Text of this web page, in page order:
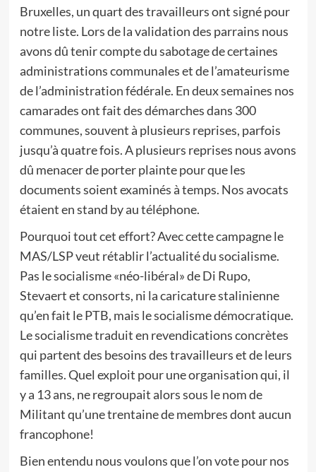
Bruxelles, un quart des travailleurs ont signé pour
notre liste. Lors de la validation des parrains nous
avons dû tenir compte du sabotage de certaines
administrations communales et de l’amateurisme
de l’administration fédérale. En deux semaines nos
camarades ont fait des démarches dans 300
communes, souvent à plusieurs reprises, parfois
jusqu’à quatre fois. A plusieurs reprises nous avons
dû menacer de porter plainte pour que les
documents soient examinés à temps. Nos avocats
étaient en stand by au téléphone.
Pourquoi tout cet effort? Avec cette campagne le
MAS/LSP veut rétablir l’actualité du socialisme.
Pas le socialisme «néo-libéral» de Di Rupo,
Stevaert et consorts, ni la caricature stalinienne
qu’en fait le PTB, mais le socialisme démocratique.
Le socialisme traduit en revendications concrètes
qui partent des besoins des travailleurs et de leurs
familles. Quel exploit pour une organisation qui, il
y a 13 ans, ne regroupait alors sous le nom de
Militant qu’une trentaine de membres dont aucun
francophone!
Bien entendu nous voulons que l’on vote pour nos